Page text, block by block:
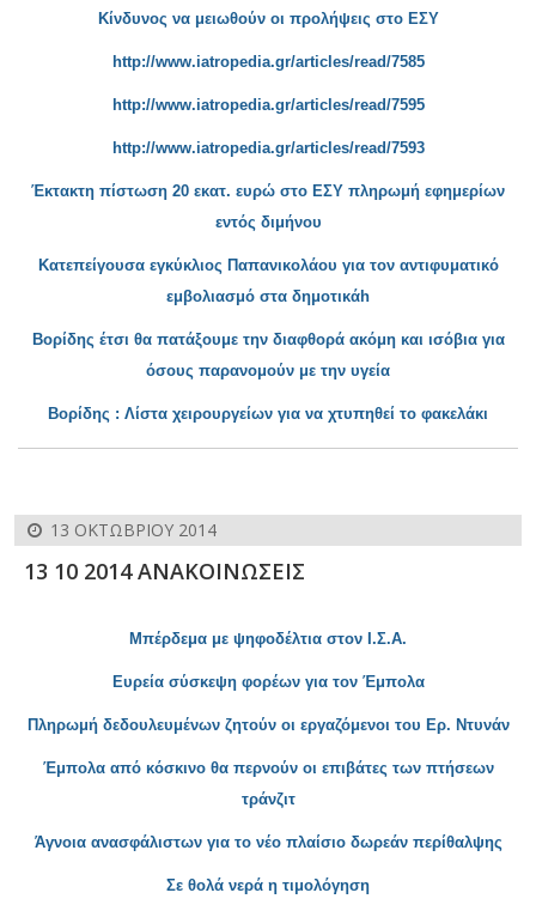
Κίνδυνος να μειωθούν οι προλήψεις στο ΕΣΥ
http://www.iatropedia.gr/articles/read/7585
http://www.iatropedia.gr/articles/read/7595
http://www.iatropedia.gr/articles/read/7593
Έκτακτη πίστωση 20 εκατ. ευρώ στο ΕΣΥ πληρωμή εφημερίων
εντός διμήνου
Κατεπείγουσα εγκύκλιος Παπανικολάου για τον αντιφυματικό
εμβολιασμό στα δημοτικάh
Βορίδης έτσι θα πατάξουμε την διαφθορά ακόμη και ισόβια για
όσους παρανομούν με την υγεία
Βορίδης : Λίστα χειρουργείων για να χτυπηθεί το φακελάκι
13 ΟΚΤΩΒΡΊΟΥ 2014
13 10 2014 ΑΝΑΚΟΙΝΩΣΕΙΣ
Μπέρδεμα με ψηφοδέλτια στον Ι.Σ.Α.
Ευρεία σύσκεψη φορέων για τον Έμπολα
Πληρωμή δεδουλευμένων ζητούν οι εργαζόμενοι του Ερ. Ντυνάν
Έμπολα από κόσκινο θα περνούν οι επιβάτες των πτήσεων
τράνζιτ
Άγνοια ανασφάλιστων για το νέο πλαίσιο δωρεάν περίθαλψης
Σε θολά νερά η τιμολόγηση